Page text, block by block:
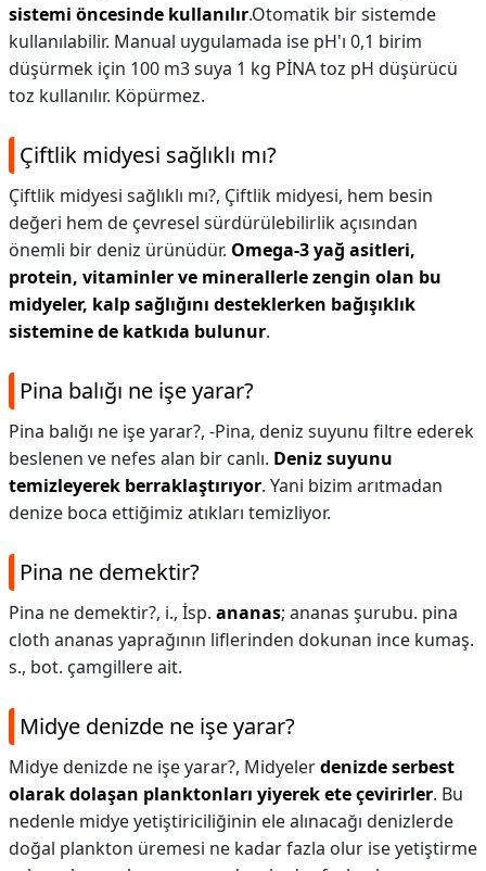
sistemi öncesinde kullanılır.Otomatik bir sistemde
kullanılabilir. Manual uygulamada ise pH'ı 0,1 birim
düşürmek için 100 m3 suya 1 kg PİNA toz pH düşürücü
toz kullanılır. Köpürmez.
Çiftlik midyesi sağlıklı mı?
Çiftlik midyesi sağlıklı mı?, Çiftlik midyesi, hem besin
değeri hem de çevresel sürdürülebilirlik açısından
önemli bir deniz ürünüdür. Omega-3 yağ asitleri,
protein, vitaminler ve minerallerle zengin olan bu
midyeler, kalp sağlığını desteklerken bağışıklık
sistemine de katkıda bulunur.
Pina balığı ne işe yarar?
Pina balığı ne işe yarar?, -Pina, deniz suyunu filtre ederek
beslenen ve nefes alan bir canlı. Deniz suyunu
temizleyerek berraklaştırıyor. Yani bizim arıtmadan
denize boca ettiğimiz atıkları temizliyor.
Pina ne demektir?
Pina ne demektir?, i., İsp. ananas; ananas şurubu. pina
cloth ananas yaprağının liflerinden dokunan ince kumaş.
s., bot. çamgillere ait.
Midye denizde ne işe yarar?
Midye denizde ne işe yarar?, Midyelerdenizde serbest
olarak dolaşan planktonları yiyerek ete çevirirler. Bu
nedenle midye yetiştiriciliğinin ele alınacağı denizlerde
doğal plankton üremesi ne kadar fazla olur ise yetiştirme